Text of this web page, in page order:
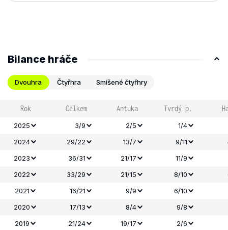
Bilance hráče
Dvouhra Čtyřhra Smíšené čtyřhry
Rok Celkem Antuka Tvrdý p.
2025 3/9 2/5
1/4
2024
29/22 13/7 9/11
2023
36/31 21/17 11/9
2022
33/29 21/15 8/10
2021
16/21 9/9
6/10
2020
17/13 8/4
9/8
2019
21/24 19/17
2/6